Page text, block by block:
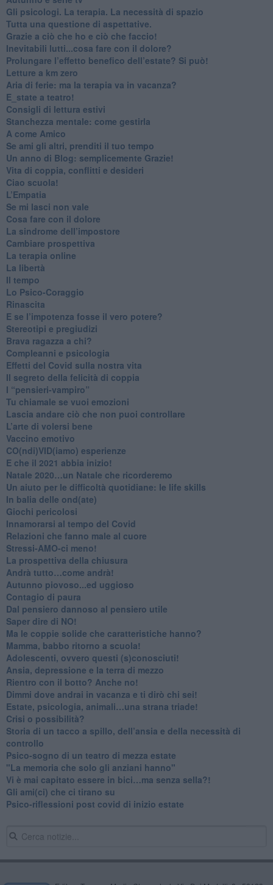
​Gli psicologi. La terapia. La necessità di spazio
​Tutta una questione di aspettative.
​Grazie a ciò che ho e ciò che faccio!
​Inevitabili lutti...cosa fare con il dolore?
Prolungare l’effetto benefico dell’estate? Si può!
​Letture a km zero
​Aria di ferie: ma la terapia va in vacanza?
​E_state a teatro!
​Consigli di lettura estivi
​Stanchezza mentale: come gestirla
​A come Amico
​Se ami gli altri, prenditi il tuo tempo
​Un anno di Blog: semplicemente Grazie!
​Vita di coppia, conflitti e desideri
​Ciao scuola!
​L’Empatia
​Se mi lasci non vale
Cosa fare con il dolore
​La sindrome dell’impostore
​Cambiare prospettiva
La terapia online
La libertà
​Il tempo
​Lo Psico-Coraggio
Rinascita
​E se l’impotenza fosse il vero potere?
Stereotipi e pregiudizi
​Brava ragazza a chi?
​Compleanni e psicologia
Effetti del Covid sulla nostra vita
Il segreto della felicità di coppia
​I “pensieri-vampiro”
​Tu chiamale se vuoi emozioni
​Lascia andare ciò che non puoi controllare
L’arte di volersi bene
​Vaccino emotivo
CO(ndi)VID(iamo) esperienze
​E che il 2021 abbia inizio!
​Natale 2020…un Natale che ricorderemo
Un aiuto per le difficoltà quotidiane: le life skills
​In balia delle ond(ate)
Giochi pericolosi
Innamorarsi al tempo del Covid
​Relazioni che fanno male al cuore
​Stressi-AMO-ci meno!
​La prospettiva della chiusura
​Andrà tutto…come andrà!
Autunno piovoso...ed uggioso
​Contagio di paura
​Dal pensiero dannoso al pensiero utile
​Saper dire di NO!
​Ma le coppie solide che caratteristiche hanno?
​Mamma, babbo ritorno a scuola!
Adolescenti, ovvero questi (s)conosciuti!
Ansia, depressione e la terra di mezzo
​Rientro con il botto? Anche no!
Dimmi dove andrai in vacanza e ti dirò chi sei!
​Estate, psicologia, animali…una strana triade!
​Crisi o possibilità?
​Storia di un tacco a spillo, dell’ansia e della necessità di
controllo
​Psico-sogno di un teatro di mezza estate
"La memoria che solo gli anziani hanno"
​Vi è mai capitato essere in bici…ma senza sella?!
​Gli ami(ci) che ci tirano su
Psico-riflessioni post covid di inizio estate